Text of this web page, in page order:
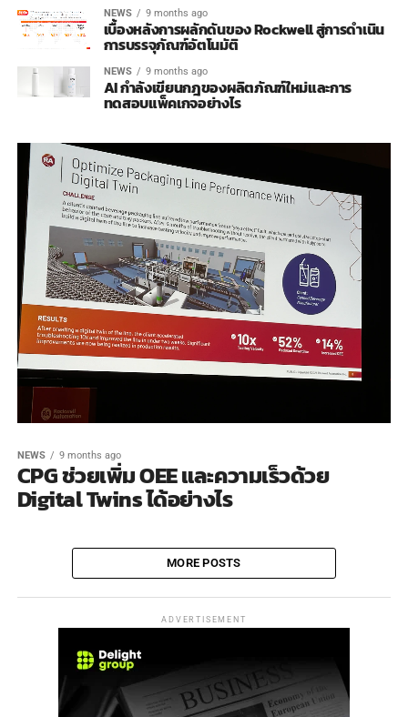
NEWS 9 months ago
เบื้องหลังการผลักดันของ Rockwell สู่การดำเนิน
การบรรจุภัณฑ์อัตโนมัติ
NEWS 9 months ago
AI กำลังเขียนกฎของผลิตภัณฑ์ใหม่และการ
ทดสอบแพ็คเกจอย่างไร
NEWS 9 months ago
CPG ช่วยเพิ่ม OEE และความเร็วด้วย
Digital Twins ได้อย่างไร
MORE POSTS
ADVERTISEMENT